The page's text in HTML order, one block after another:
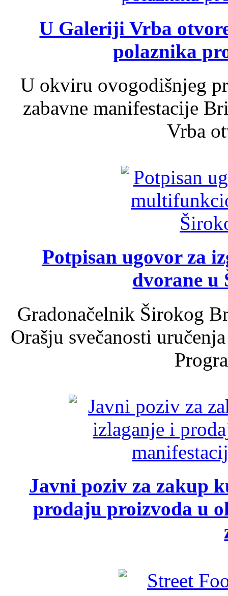
U Galeriji Vrba
polaznika
U okviru ovogodišnjeg
zabavne manifestacije
Vrba
Potpisan ugovor za
dvorane u
Gradonačelnik Širokog
Orašju svečanosti
Javni poziv za zakup
prodaju proizvoda u